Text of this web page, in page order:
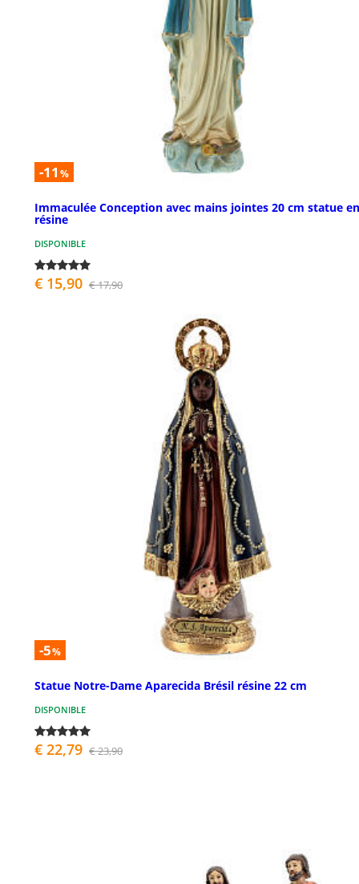
-11 %
Immaculée Conception avec mains jointes 20 cm statue en
résine
DISPONIBLE
€ 15,90 € 17,90
-5%
Statue Notre-Dame Aparecida Brésil résine 22 cm
DISPONIBLE
€ 22,79 € 23,90